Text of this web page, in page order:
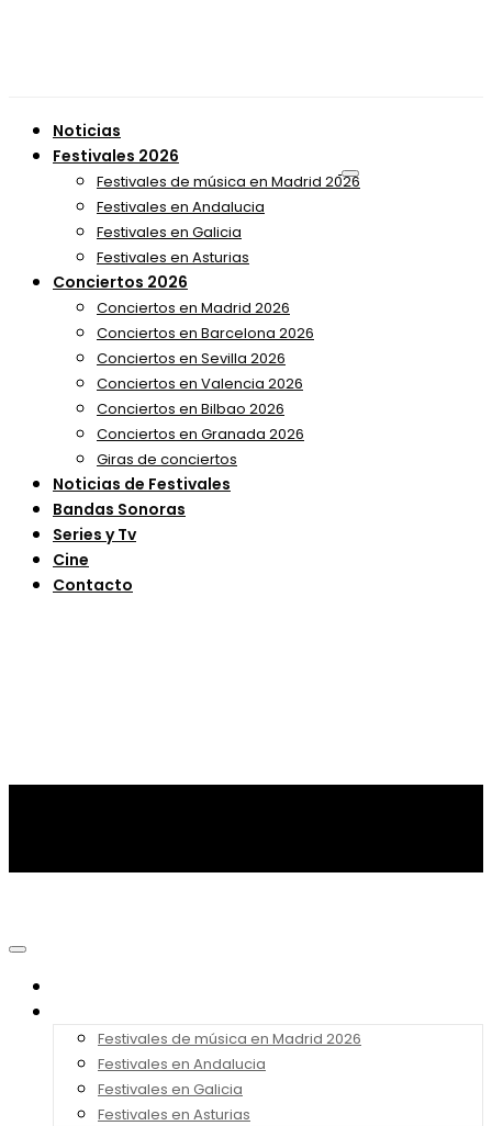
Noticias
Festivales 2026
Festivales de música en Madrid 2026
Festivales en Andalucia
Festivales en Galicia
Festivales en Asturias
Conciertos 2026
Conciertos en Madrid 2026
Conciertos en Barcelona 2026
Conciertos en Sevilla 2026
Conciertos en Valencia 2026
Conciertos en Bilbao 2026
Conciertos en Granada 2026
Giras de conciertos
Noticias de Festivales
Bandas Sonoras
Series y Tv
Cine
Contacto
Festivales de música en Madrid 2026
Festivales en Andalucia
Festivales en Galicia
Festivales en Asturias